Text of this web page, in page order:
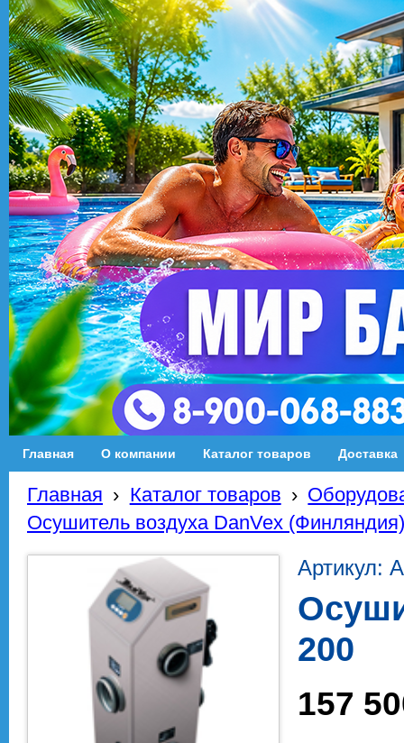
Главная О компании Каталог товаров Доставка
Главная › Каталог товаров ›
Осушитель воздуха DanVex (Финляндия)
Артикул:
200
157